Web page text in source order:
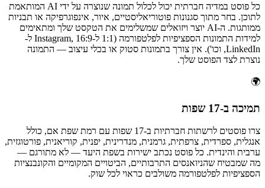
כל פוסט במדיה חברתית יכול לכלול תמונה שנוצרה על ידי AI המותאמת
לתוכן. בחר מתוך סגנונות פוטוריאליסטיים, איור, אינפוגרפיקה או תבניות
ממותגות. ה-AI יוצר ויזואלים שמשלימים את הטקסט שלך ומתאימים
למידות התמונות הספציפיות לפלטפורמה (1:1 ל-Instagram, 16:9 ל-
LinkedIn, וכו'). אין צורך בתמונות סטוק או בכלי עיצוב — התמונה
נוצרת לצד הפוסט שלך.
🌍
תמיכה ב-17 שפות
צרו פוסטים לרשתות חברתיות ב-17 שפות עם רמת שפת אם, כולל
אנגלית, ספרדית, צרפתית, גרמנית, מנדרינית, יפנית, קוריאנית, פורטוגזית,
ערבית והינדית. כל פוסט נכתב ישירות בשפת היעד — לא מתורגם —
מה שמבטיח שהניואנסים התרבותיים, הביטויים המקומיים והקונבנציות
הספציפיות לפלטפורמה משולבים כראוי לכל שוק.